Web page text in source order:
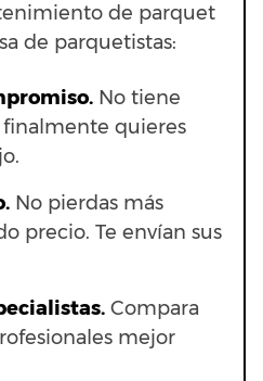
de parquet
de parquetistas:
No tiene
finalmente quieres
No pierdas más
precio. Te envían sus
Compara
mejor